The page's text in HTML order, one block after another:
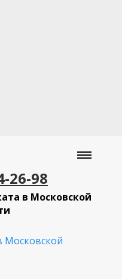
26-98
в Московской
Московской